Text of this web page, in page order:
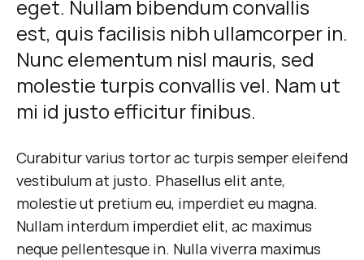
Outfit
26
ΑΥΓΟΎΣΤΟΥ
2018
0
ΔΕΝ
ΥΠΆΡΧΟΥΝ
ΣΧΌΛΙΑ
ΣΤΟ
SHOES
THAT
eget. Nullam bibendum convallis
est, quis facilisis nibh ullamcorper in.
Nunc elementum nisl mauris, sed
molestie turpis convallis vel. Nam ut
mi id justo efficitur finibus.
Curabitur varius tortor ac turpis semper eleifend
vestibulum at justo. Phasellus elit ante,
molestie ut pretium eu, imperdiet eu magna.
Nullam interdum imperdiet elit, ac maximus
neque pellentesque in. Nulla viverra maximus